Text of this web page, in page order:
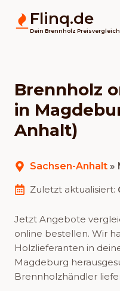
Flinq.de
Dein Brennholz Preisvergleich
Brennholz
in
Anhalt)
Sachsen-Anhalt »
Zuletzt aktualisiert:
Jetzt Angebote
online bestellen. Wir
Holzlieferanten in
Magdeburg
Brennholzhändler